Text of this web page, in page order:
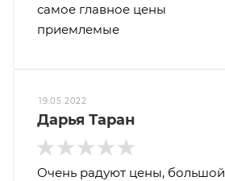
самое главное цены
приемлемые
19.05.2022
Дарья Таран
Очень радуют цены, большой